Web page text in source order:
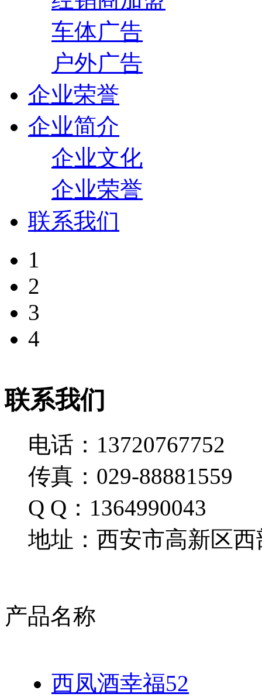
车体广告
户外广告
企业荣誉
企业简介
企业文化
企业荣誉
联系我们
1
2
3
4
联系我们
电话：13720767752
传真：029-88881559
Q Q：1364990043
地址：西安市高新区西
产品名称
西凤酒幸福52